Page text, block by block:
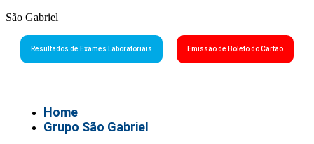
São Gabriel
Resultados de Exames Laboratoriais Emissão de Boleto do Cartão
Home
Grupo São Gabriel